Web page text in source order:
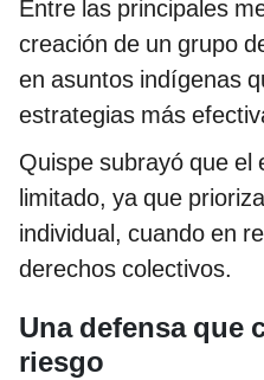
Entre las principales
creación de un grupo
en asuntos indígenas
estrategias más
Quispe subrayó que el
limitado, ya que
individual, cuando en
derechos colectivos.
Una defensa que
riesgo